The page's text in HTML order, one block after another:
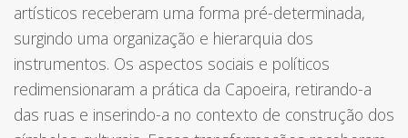
artísticos receberam uma forma pré-determinada,
surgindo uma organização e hierarquia dos
instrumentos. Os aspectos sociais e políticos
redimensionaram a prática da Capoeira, retirando-a
das ruas e inserindo-a no contexto de construção dos